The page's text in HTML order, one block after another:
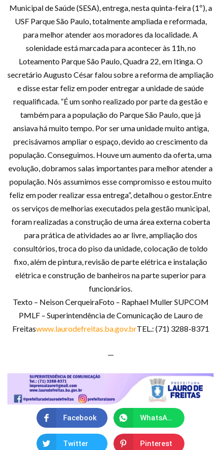
Municipal de Saúde (SESA), entrega, nesta quinta-feira (1º), a
USF Parque São Paulo, totalmente ampliada e reformada,
para melhor atender aos moradores da localidade. A
solenidade está marcada para acontecer às 11h, no
Loteamento Parque São Paulo, Quadra 22, em Itinga. O
secretário Augusto César falou sobre a reforma de ampliação
e disse estar feliz em poder entregar a unidade de saúde
requalificada. “É um sonho realizado por parte da gestão e
também para a população do Parque São Paulo, que já
ansiava há muito tempo. Por ser uma unidade muito antiga,
precisávamos ampliar o espaço, devido ao crescimento da
população. Conseguimos. Houve um aumento da oferta, uma
evolução, dobramos salas importantes para melhor atender a
população. Nós assumimos esse compromisso e estou muito
feliz em poder realizar essa entrega”, detalhou o gestor.Entre
os serviços de melhorias executados pela gestão municipal,
foram realizadas a construção de uma área externa coberta
para prática de atividades ao ar livre, ampliação dos
consultórios, troca do piso da unidade, colocação de toldo
fixo, além de pintura, revisão de parte elétrica e instalação
elétrica e construção de banheiros na parte superior para
funcionários.
Texto – Neison CerqueiraFoto – Raphael Muller SUPCOM
PMLF – Superintendência de Comunicação de Lauro de
Freitaswww.laurodefreitas.ba.gov.brTEL.: (71) 3288-8371
—
Facebook WhatsApp
Twitter Pinterest